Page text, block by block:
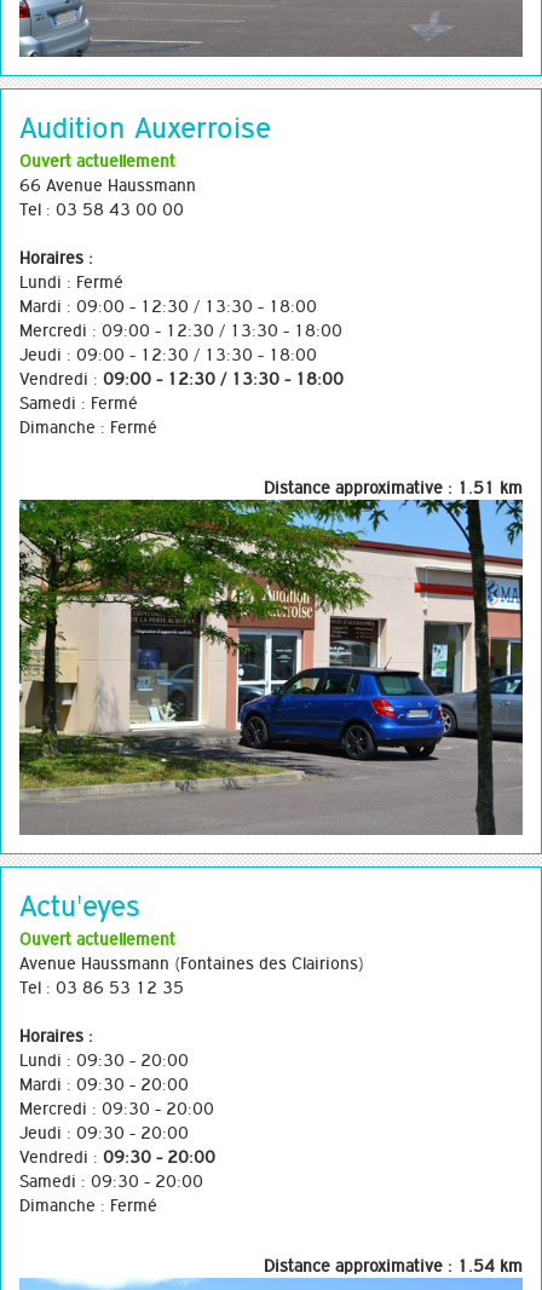
Audition Auxerroise
Ouvert actuellement
66 Avenue Haussmann
Tel : 03 58 43 00 00
Horaires :
Lundi : Fermé
Mardi : 09:00 - 12:30 / 13:30 - 18:00
Mercredi : 09:00 - 12:30 / 13:30 - 18:00
Jeudi : 09:00 - 12:30 / 13:30 - 18:00
Vendredi : 09:00 - 12:30 / 13:30 - 18:00
Samedi : Fermé
Dimanche : Fermé
Distance approximative : 1.51 km
Actu'eyes
Ouvert actuellement
Avenue Haussmann (Fontaines des Clairions)
Tel : 03 86 53 12 35
Horaires :
Lundi : 09:30 - 20:00
Mardi : 09:30 - 20:00
Mercredi : 09:30 - 20:00
Jeudi : 09:30 - 20:00
Vendredi : 09:30 - 20:00
Samedi : 09:30 - 20:00
Dimanche : Fermé
Distance approximative : 1.54 km